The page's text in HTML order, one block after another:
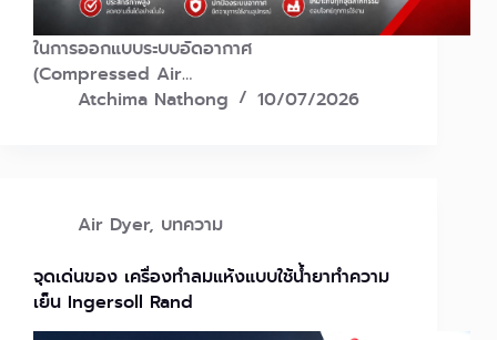
ในการออกแบบระบบอัดอากาศ
(Compressed Air…
Atchima Nathong
10/07/2026
Air Dyer, บทความ
จุดเด่นของ เครื่องทำลมแห้งแบบใช้น้ำยาทำความ
เย็น Ingersoll Rand